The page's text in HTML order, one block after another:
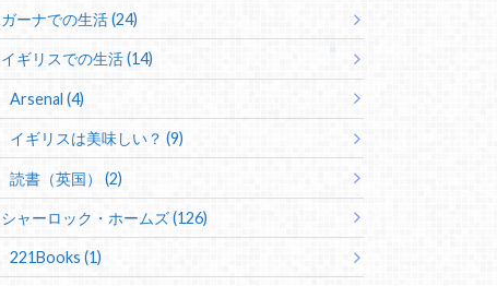
ガーナでの生活 (24)
イギリスでの生活 (14)
Arsenal (4)
イギリスは美味しい？ (9)
読書（英国） (2)
シャーロック・ホームズ (126)
221Books (1)